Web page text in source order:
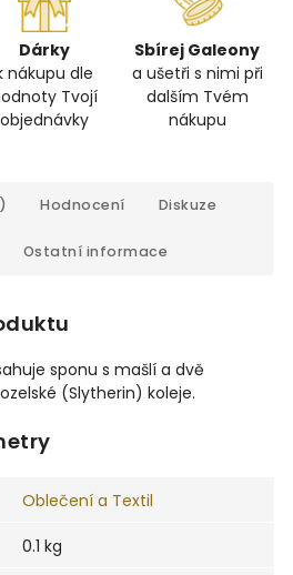
Dárky
nákupu dle
Tvojí
objednávky
Sbírej Galeony
a ušetři s nimi při
dalším Tvém
nákupu
Hodnocení Diskuze
Ostatní informace
sponu s mašlí a dvě
(Slytherin) koleje.
Oblečení a Textil
0.1 kg